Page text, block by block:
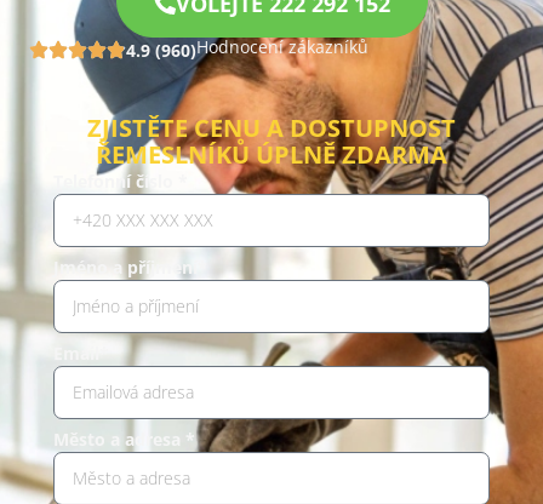
4.9 (960)Hodnocení zákazníků
ZJISTĚTE CENU A DOSTUPNOST
ŘEMESLNÍKŮ ÚPLNĚ ZDARMA
Telefonní číslo *
Jméno a příjmení*
Město a adresa *